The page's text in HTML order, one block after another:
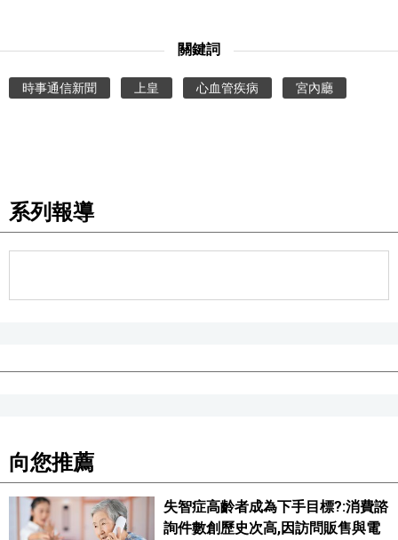
語言
關鍵詞
時事通信新聞 上皇 心血管疾病 宮內廳
系列報導
向您推薦
失智症高齡者成為下手目標?:消費諮
詢件數創歷史次高,因訪問販售與電